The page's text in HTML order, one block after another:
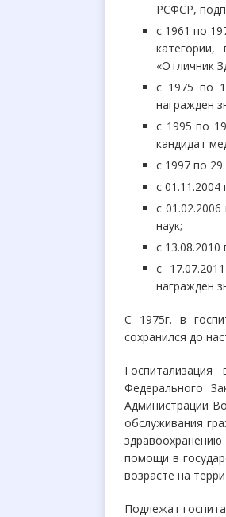
РСФСР,
с 1961 по
«Отличник
с 1975 по
награжден
с 1995 по
кандидат
с 1997 по
с
с
наук;
с
с
награжден
С 1975г. в
сохранился до
Федерального
Администрации
обслуживания
помощи в
возрасте на
Подлежат